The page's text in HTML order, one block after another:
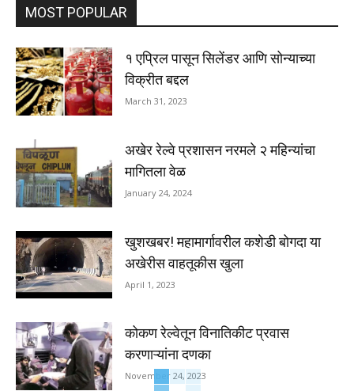
MOST POPULAR
१ एप्रिल पासून सिलेंडर आणि सोन्याच्या
विक्रीत बद्दल
March 31, 2023
अखेर रेल्वे प्रशासन नरमले २ महिन्यांचा
मागितला वेळ
January 24, 2024
खुशखबर! महामार्गावरील कशेडी बोगदा या
अखेरीस वाहतूकीस खुला
April 1, 2023
कोकण रेल्वेतून विनातिकीट प्रवास
करणाऱ्यांना दणका
November 24, 2023